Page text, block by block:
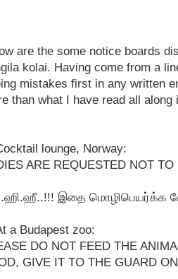
are the some notice boards
kolai. Having come from a
mistakes first in any written
than what I have read all
lounge, Norway:
ARE REQUESTED NOT
இதை மொழிபெயர்க்க
a Budapest zoo:
DO NOT FEED THE
GIVE IT TO THE GUARD